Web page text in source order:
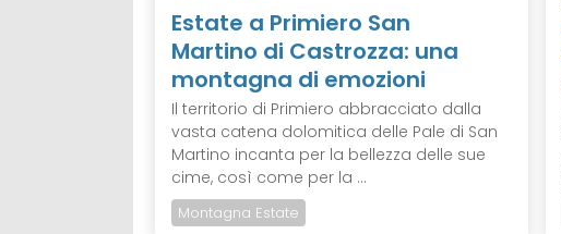
Estate a Primiero San
Martino di Castrozza: una
montagna di emozioni
Il territorio di Primiero abbracciato dalla
vasta catena dolomitica delle Pale di San
Martino incanta per la bellezza delle sue
cime, così come per la ...
Montagna Estate